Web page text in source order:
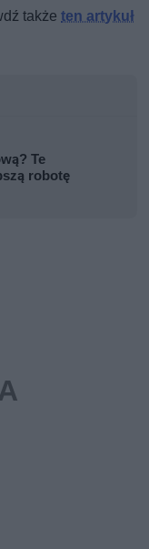
takżeten artykuł
Te
robotę